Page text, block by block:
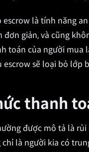
escrow là tính năng
đơn giản, và cũng
toán của người mua
sẽ loại bỏ lớp
thanh
được mô tả là
chỉ là người kia có